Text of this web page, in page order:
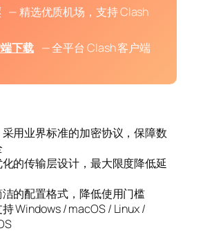
— 精选优质机场，支持 Clash
下载 — 全平台 Clash 客户端
用业界标准的加密协议，保障数
的传输层设计，最大限度降低延
的配置格式，降低使用门槛
持 Windows / macOS / Linux /